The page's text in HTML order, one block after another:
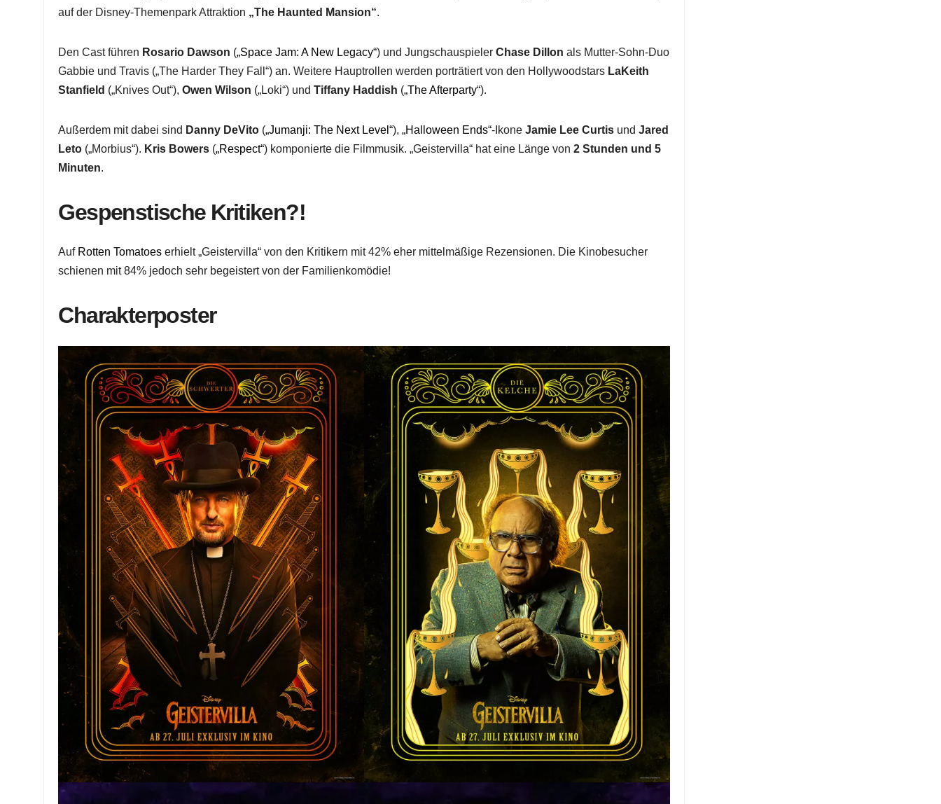
auf der Disney-Themenpark Attraktion „The Haunted Mansion“.
Den Cast führen Rosario Dawson („Space Jam: A New Legacy“) und JungschauspielerChase Dillon als Mutter-Sohn-Duo
Gabbie und Travis („The Harder They Fall“) an. Weitere Hauptrollen werden porträtiert von den Hollywoodstars LaKeith
Stanfield („Knives Out“),Owen Wilson („Loki“) undTiffany Haddish („The Afterparty“).
Außerdem mit dabei sind Danny DeVito („Jumanji: The Next Level“),„Halloween Ends“-IkoneJamie Lee Curtis und Jared
Leto („Morbius“). Kris Bowers („Respect“) komponierte die Filmmusik. „Geistervilla“ hat eine Länge von2 Stunden und 5
Minuten.
Gespenstische Kritiken?!
Auf Rotten Tomatoes erhielt „Geistervilla“ von den Kritikern mit 42% eher mittelmäßige Rezensionen. Die Kinobesucher
schienen mit 84% jedoch sehr begeistert von der Familienkomödie!
Charakterposter